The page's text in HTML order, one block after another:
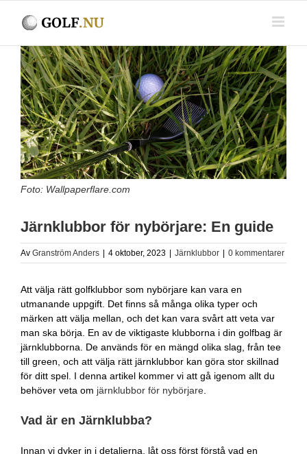
Visa
större
bild
Foto: Wallpaperflare.com
Järnklubbor för nybörjare: En guide
Av Granström Anders 4 oktober, 2023 Järnklubbor 0 kommentarer
Att välja rätt golfklubbor som nybörjare kan vara en
utmanande uppgift. Det finns så många olika typer och
märken att välja mellan, och det kan vara svårt att veta var
man ska börja. En av de viktigaste klubborna i din golfbag är
järnklubborna. De används för en mängd olika slag, från tee
till green, och att välja rätt järnklubbor kan göra stor skillnad
för ditt spel. I denna artikel kommer vi att gå igenom allt du
behöver veta om järnklubbor för nybörjare
Vad är en Järnklubba?
Innan vi dyker in i detaljerna, låt oss först förstå vad en